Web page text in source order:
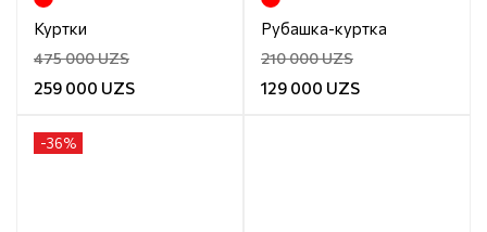
Куртки
475 000 UZS
259 000 UZS
Рубашка-куртка
210 000 UZS
129 000 UZS
-36%